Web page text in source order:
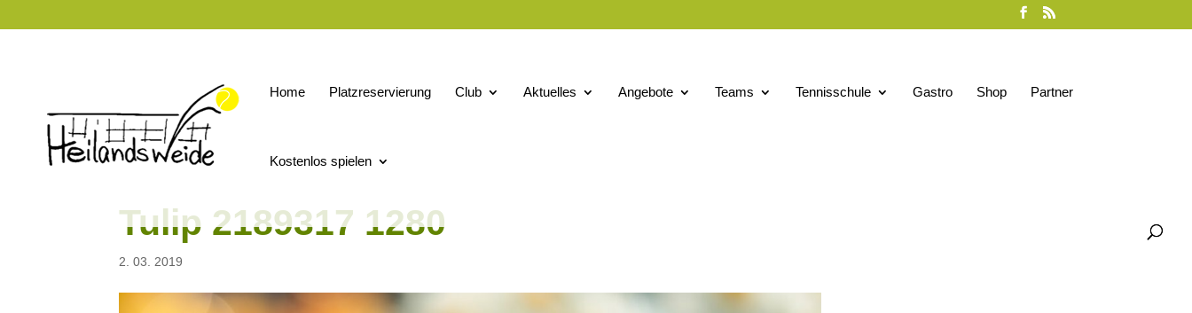
Home Platzreservierung Club Aktuelles Angebote Teams Tennisschule Gastro Shop Partner
Kostenlos spielen
Tulip 2189317 1280
2. 03. 2019